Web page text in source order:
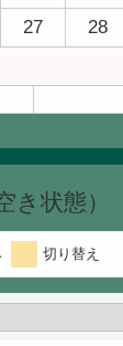
27 28
き状態）
切り替え